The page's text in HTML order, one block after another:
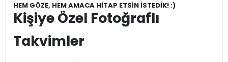
HEM GÖZE, HEM AMACA HİTAP ETSİN İSTEDİK! :)
Kişiye Özel Fotoğraflı
Takvimler